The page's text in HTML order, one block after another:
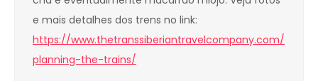
e mais detalhes dos trens no link:
https://www.thetranssiberiantravelcompany.com/
planning-the-trains/